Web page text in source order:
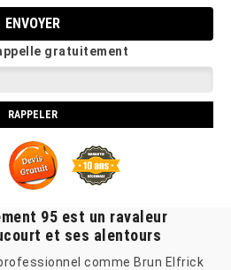
gratuitement
95 est un ravaleur
et ses alentours
comme Brun Elfrick